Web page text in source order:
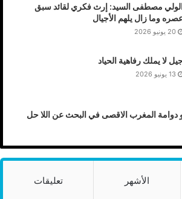
الولي مصطفى السيد: إرث فكري لقائد سبق
وما زال يلهم الأجيال
20 يونيو 2026
لا يملك رفاهية الحياد
13 يونيو 2026
دوامة المغرب الاقصى في البحث عن اللا حل
الأشهر تعليقات